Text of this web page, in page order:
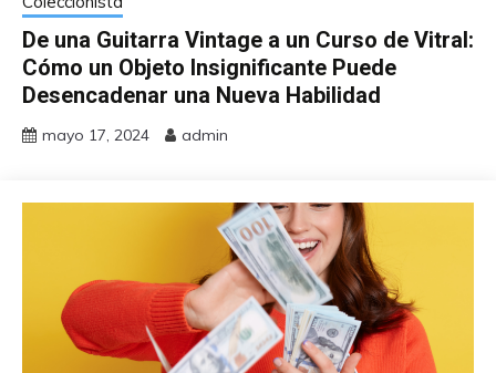
De una Guitarra Vintage a un Curso de Vitral:
Cómo un Objeto Insignificante Puede
Desencadenar una Nueva Habilidad
mayo 17, 2024 admin